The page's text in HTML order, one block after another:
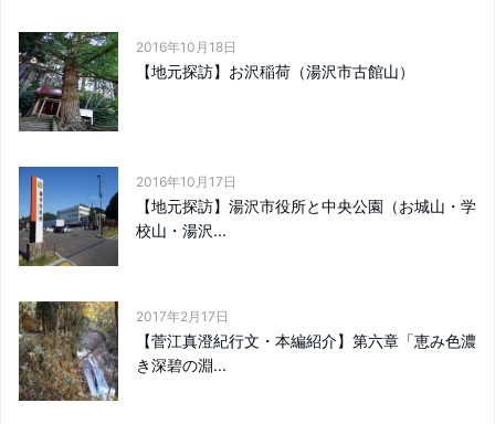
2016年10月18日
【地元探訪】お沢稲荷（湯沢市古館山）
2016年10月17日
【地元探訪】湯沢市役所と中央公園（お城山・学
校山・湯沢...
2017年2月17日
【菅江真澄紀行文・本編紹介】第六章「恵み色濃
き深碧の淵...